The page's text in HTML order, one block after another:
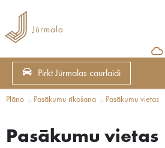
Pirkt Jūrmalas caurlaidi
Plāno Pasākumu rīkošana Pasākumu vietas
Pasākumu vietas